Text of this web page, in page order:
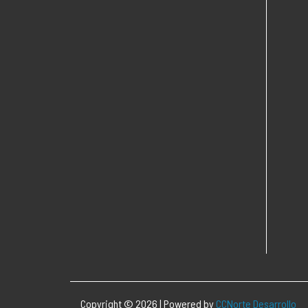
Copyright © 2026 | Powered by CCNorte Desarrollo